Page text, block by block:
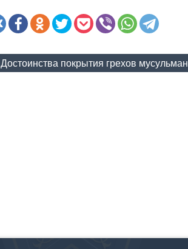
Достоинства покрытия грехов мусульман